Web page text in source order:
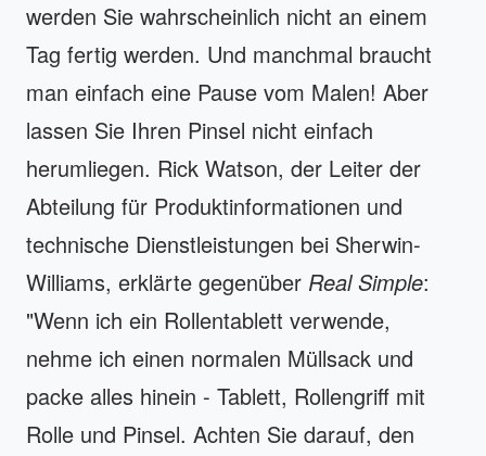
werden Sie wahrscheinlich nicht an einem
Tag fertig werden. Und manchmal braucht
man einfach eine Pause vom Malen! Aber
lassen Sie Ihren Pinsel nicht einfach
herumliegen. Rick Watson, der Leiter der
Abteilung für Produktinformationen und
technische Dienstleistungen bei Sherwin-
Williams, erklärte gegenüber Real Simple:
"Wenn ich ein Rollentablett verwende,
nehme ich einen normalen Müllsack und
packe alles hinein - Tablett, Rollengriff mit
Rolle und Pinsel. Achten Sie darauf, den